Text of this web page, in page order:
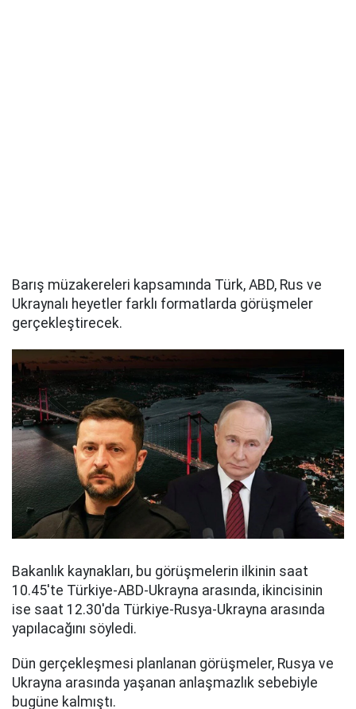
Barış müzakereleri kapsamında Türk, ABD, Rus ve
Ukraynalı heyetler farklı formatlarda görüşmeler
gerçekleştirecek.
Bakanlık kaynakları, bu görüşmelerin ilkinin saat
10.45'te Türkiye-ABD-Ukrayna arasında, ikincisinin
ise saat 12.30'da Türkiye-Rusya-Ukrayna arasında
yapılacağını söyledi.
Dün gerçekleşmesi planlanan görüşmeler, Rusya ve
Ukrayna arasında yaşanan anlaşmazlık sebebiyle
bugüne kalmıştı.